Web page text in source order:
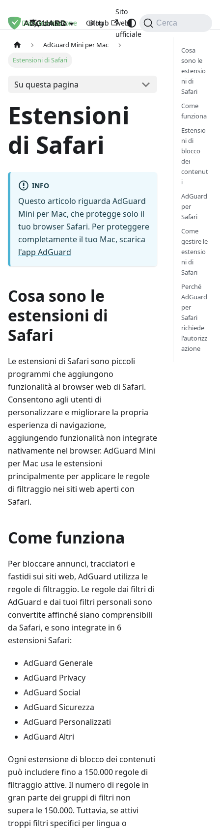
Documentazione Blog
Sito
web
ufficiale
Italiano GitHub Cerca
AdGuard Mini per Mac
Estensioni di Safari
Su questa pagina
Estensioni
di Safari
INFO
Questo articolo riguarda AdGuard
Mini per Mac, che protegge solo il
tuo browser Safari. Per proteggere
completamente il tuo Mac, scarica
l'app AdGuard
Cosa sono le
estensioni di
Safari
Le estensioni di Safari sono piccoli
programmi che aggiungono
funzionalità al browser web di Safari.
Consentono agli utenti di
personalizzare e migliorare la propria
esperienza di navigazione,
aggiungendo funzionalità non integrate
nativamente nel browser. AdGuard Mini
per Mac usa le estensioni
principalmente per applicare le regole
di filtraggio nei siti web aperti con
Safari.
Come funziona
Per bloccare annunci, tracciatori e
fastidi sui siti web, AdGuard utilizza le
regole di filtraggio. Le regole dai filtri di
AdGuard e dai tuoi filtri personali sono
convertite affinché siano comprensibili
da Safari, e sono integrate in 6
estensioni Safari:
AdGuard Generale
AdGuard Privacy
AdGuard Social
AdGuard Sicurezza
AdGuard Personalizzati
AdGuard Altri
Ogni estensione di blocco dei contenuti
può includere fino a 150.000 regole di
filtraggio attive. Il numero di regole in
gran parte dei gruppi di filtri non
supera le 150.000. Tuttavia, se attivi
troppi filtri specifici per lingua o
Cosa
sono le
estensio
ni di
Safari
Come
funziona
Estensio
ni di
blocco
dei
contenut
i
AdGuard
per
Safari
Come
gestire le
estensio
ni di
Safari
Perché
AdGuard
per
Safari
richiede
l'autorizz
azione